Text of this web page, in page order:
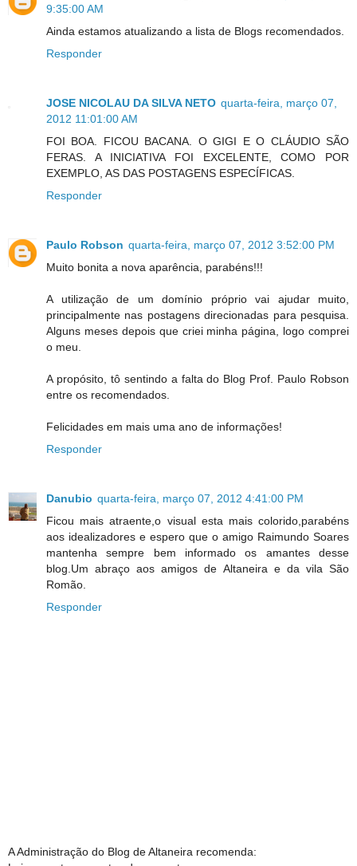
9:35:00 AM
Ainda estamos atualizando a lista de Blogs recomendados.
Responder
JOSE NICOLAU DA SILVA NETO quarta-feira, março 07,
2012 11:01:00 AM
FOI BOA. FICOU BACANA. O GIGI E O CLÁUDIO SÃO
FERAS. A INICIATIVA FOI EXCELENTE, COMO POR
EXEMPLO, AS DAS POSTAGENS ESPECÍFICAS.
Responder
Paulo Robson quarta-feira, março 07, 2012 3:52:00 PM
Muito bonita a nova aparência, parabéns!!!
A utilização de um domínio próprio vai ajudar muito,
principalmente nas postagens direcionadas para pesquisa.
Alguns meses depois que criei minha página, logo comprei
o meu.
A propósito, tô sentindo a falta do Blog Prof. Paulo Robson
entre os recomendados.
Felicidades em mais uma ano de informações!
Responder
Danubio quarta-feira, março 07, 2012 4:41:00 PM
Ficou mais atraente,o visual esta mais colorido,parabéns
aos idealizadores e espero que o amigo Raimundo Soares
mantenha sempre bem informado os amantes desse
blog.Um abraço aos amigos de Altaneira e da vila São
Romão.
Responder
A Administração do Blog de Altaneira recomenda: